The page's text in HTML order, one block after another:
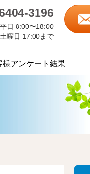
3196
平日 8:00〜18:00
土曜日 17:00まで
主な廃棄物処理の事例
様アンケート結果